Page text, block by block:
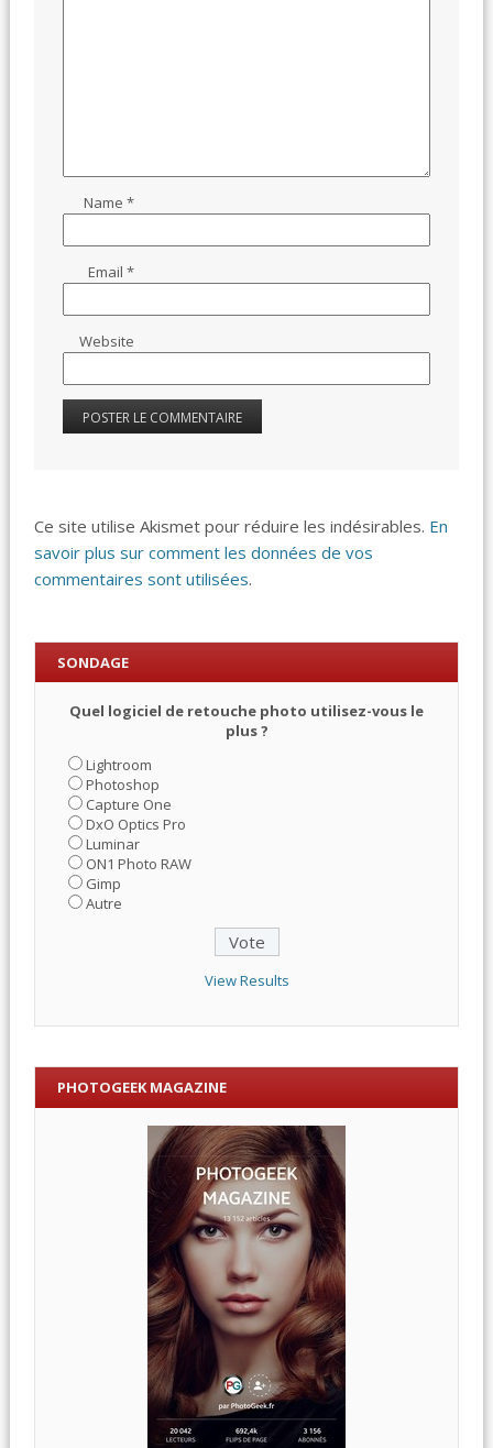
Name*
Email*
Website
Ce site utilise Akismet pour réduire les indésirables. En
savoir plus sur comment les données de vos
commentaires sont utilisées.
SONDAGE
Quel logiciel de retouche photo utilisez-vous le
plus ?
Lightroom
Photoshop
Capture One
DxO Optics Pro
Luminar
ON1 Photo RAW
Gimp
Autre
View Results
PHOTOGEEK MAGAZINE